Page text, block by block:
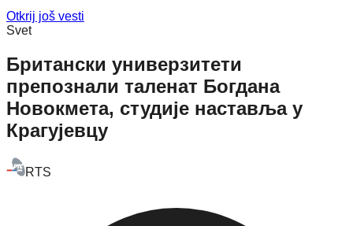
Otkrij još vesti
Svet
Британски универзитети
препознали таленат Богдана
Новокмета, студије наставља у
Крагујевцу
RTS